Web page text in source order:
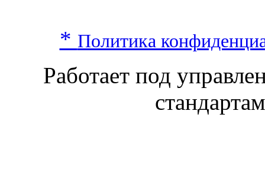
* Политика
Работает под